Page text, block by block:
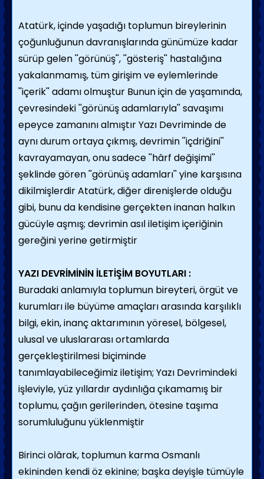
Atatürk, içinde yaşadığı toplumun bireylerinin
çoğunluğunun davranışlarında günümüze kadar
sürüp gelen ''görünüş'', ''gösteriş'' hastalığına
yakalanmamış, tüm girişim ve eylemlerinde
''içerik'' adamı olmuştur Bunun için de yaşamında,
çevresindeki ''görünüş adamlarıyla'' savaşımı
epeyce zamanını almıştır Yazı Devriminde de
aynı durum ortaya çıkmış, devrimin ''içdriğini''
kavrayamayan, onu sadece ''hârf değişimi''
şeklinde gören ''görünüş adamları'' yine karşısına
dikilmişlerdir Atatürk, diğer direnişlerde olduğu
gibi, bunu da kendisine gerçekten inanan halkın
gücüyle aşmış; devrimin asıl iletişim içeriğinin
gereğini yerine getirmiştir
YAZI DEVRİMİNİN İLETİŞİM BOYUTLARI :
Buradaki anlamıyla toplumun bireyteri, örgüt ve
kurumları ile büyüme amaçları arasında karşılıklı
bilgi, ekin, inanç aktarımının yöresel, bölgesel,
ulusal ve uluslararası ortamlarda
gerçekleştirilmesi biçiminde
tanımlayabileceğimiz iletişim; Yazı Devrimindeki
işleviyle, yüz yıllardır aydınlığa çıkamamış bir
toplumu, çağın gerilerinden, ötesine taşıma
sorumluluğunu yüklenmiştir
Birinci olârak, toplumun karma Osmanlı
ekininden kendi öz ekinine; başka deyişle tümüyle